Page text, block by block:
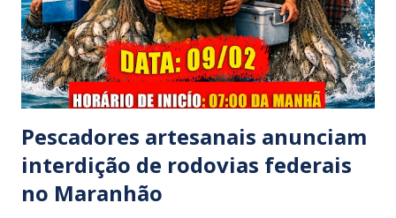
Coco", de Santa Luzia do Pará, evadiu-se do local sem
prestar assistência às vítimas. ​Atendimento e Danos ​A
Polícia Rodoviária Federal (PRF) foi acionada para atender a
ocorrênc...
Pescadores artesanais anunciam
interdição de rodovias federais
no Maranhão